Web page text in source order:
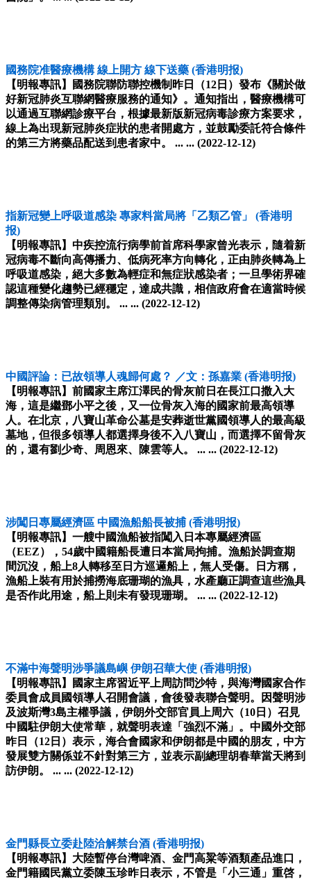
國務院准醫療機構 線上開方 線下送藥 (香港明报)
【明報專訊】國務院聯防聯控機制昨日（12日）發布《關於做
好新冠肺炎互聯網醫療服務的通知》。通知指出，醫療機構可
以通過互聯網診療平台，根據最新版新冠病毒診療方案要求，
線上為出現新冠肺炎症狀的患者開處方，並鼓勵委託符合條件
的第三方將藥品配送到患者家中。 ... ... (2022-12-12)
指新冠變上呼吸道感染 專家料當局將「乙類乙管」
(香港明
报)
【明報專訊】中疾控流行病學前首席科學家曾光表示，隨着新
冠病毒不斷向高傳播力、低病死率方向轉化，正由肺炎轉為上
呼吸道感染，絕大多數為輕症和無症狀感染者；一旦學術界確
認這種變化趨勢已經穩定，達成共識，相信政府會在適當時候
調整傳染病管理類別。 ... ... (2022-12-12)
中國評論：已故領導人魂歸何處？ ／文：孫嘉業 (香港明报)
【明報專訊】前國家主席江澤民的骨灰前日在長江口撒入大
海，這是繼鄧小平之後，又一位骨灰入海的國家前最高領導
人。在北京，八寶山革命公墓是安葬逝世黨國領導人的最高級
墓地，但很多領導人都選擇身後不入八寶山，而選擇不留骨灰
的，還有劉少奇、周恩來、陳雲等人。 ... ... (2022-12-12)
涉闖日專屬經濟區 中國漁船船長被捕 (香港明报)
【明報專訊】一艘中國漁船被指闖入日本專屬經濟區
（EEZ），54歲中國籍船長遭日本當局拘捕。漁船於調查期
間沉沒，船上8人轉移至日方巡邏船上，無人受傷。日方稱，
漁船上裝有用於捕撈海底珊瑚的漁具，水產廳正調查這些漁具
是否作此用途，船上則未有發現珊瑚。 ... ... (2022-12-12)
不滿中海聲明涉爭議島嶼 伊朗召華大使 (香港明报)
【明報專訊】國家主席習近平上周訪問沙特，與海灣國家合作
委員會成員國領導人召開會議，會後發表聯合聲明。因聲明涉
及波斯灣3島主權爭議，伊朗外交部官員上周六（10日）召見
中國駐伊朗大使常華，就聲明表達「強烈不滿」。中國外交部
昨日（12日）表示，海合會國家和伊朗都是中國的朋友，中方
發展雙方關係並不針對第三方，並表示副總理胡春華當天將到
訪伊朗。 ... ... (2022-12-12)
金門縣長立委赴陸洽解禁台酒 (香港明报)
【明報專訊】大陸暫停台灣啤酒、金門高粱等酒類產品進口，
金門籍國民黨立委陳玉珍昨日表示，不管是「小三通」重啓，